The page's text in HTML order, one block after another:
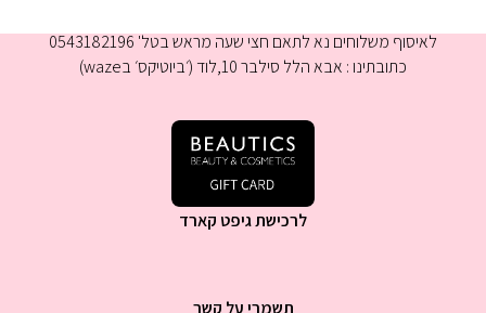
תשמרי על קשר
לאיסוף משלוחים נא לתאם חצי שעה מראש בטל' 0543182196
כתובתינו : אבא הלל סילבר 10,לוד (׳ביוטיקס׳ בwaze)
לרכישת גיפט קארד